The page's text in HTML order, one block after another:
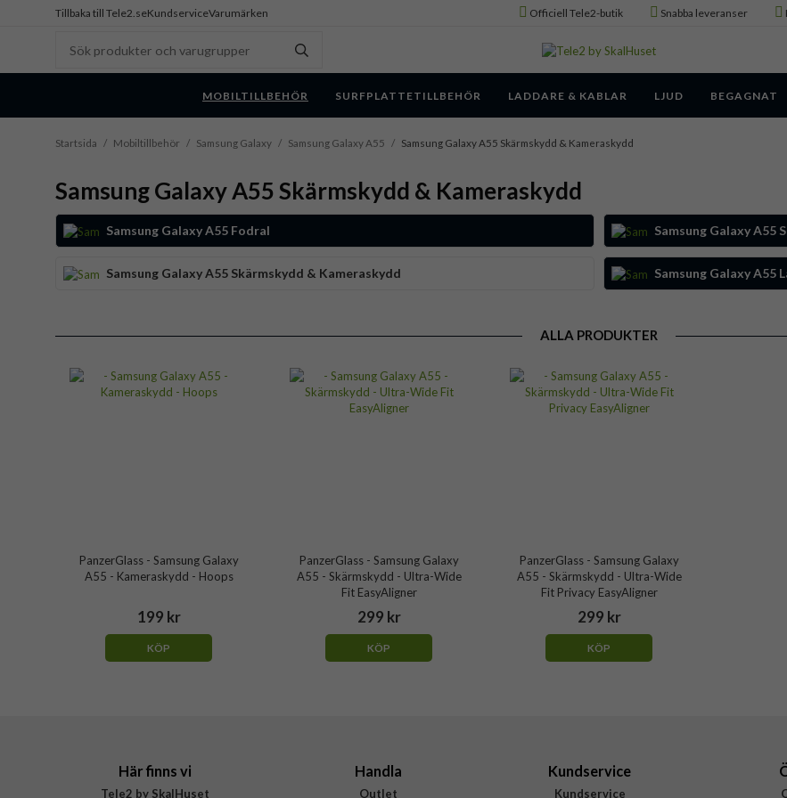
Tillbaka till Tele2.seKundserviceVarumärken Officiell Tele2-butik Snabba leveranser
MOBILTILLBEHÖR SURFPLATTETILLBEHÖR LADDARE & KABLAR LJUD BEGAGNAT
Startsida / Mobiltillbehör / Samsung Galaxy / Samsung Galaxy A55 / Samsung Galaxy A55 Skärmskydd & Kameraskydd
Samsung Galaxy A55 Skärmskydd & Kameraskydd
Samsung Galaxy A55 Fodral Samsung Galaxy A55
Samsung Galaxy A55 Skärmskydd & Kameraskydd Samsung Galaxy A55
ALLA PRODUKTER
PanzerGlass - Samsung Galaxy
A55 - Kameraskydd - Hoops
199 kr
KÖP
PanzerGlass - Samsung Galaxy
A55 - Skärmskydd - Ultra-Wide
Fit EasyAligner
299 kr
KÖP
PanzerGlass - Samsung Galaxy
A55 - Skärmskydd - Ultra-Wide
Fit Privacy EasyAligner
299 kr
KÖP
Här finns vi
Tele2 by SkalHuset
Handla
Outlet
Kundservice
Kundservice